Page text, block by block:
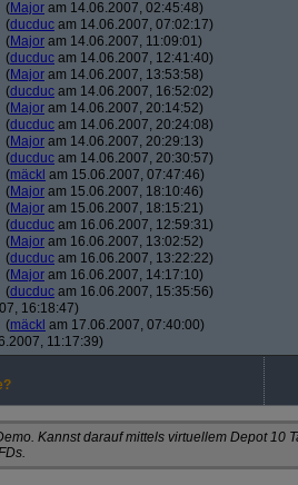
(Major am 14.06.2007, 02:45:48)
(ducduc am 14.06.2007, 07:02:17)
(Major am 14.06.2007, 11:09:01)
(ducduc am 14.06.2007, 12:41:40)
(Major am 14.06.2007, 13:53:58)
(ducduc am 14.06.2007, 16:52:02)
(Major am 14.06.2007, 20:14:52)
(ducduc am 14.06.2007, 20:24:08)
(Major am 14.06.2007, 20:29:13)
(ducduc am 14.06.2007, 20:30:57)
(mäckl am 15.06.2007, 07:47:46)
(Major am 15.06.2007, 18:10:46)
(Major am 15.06.2007, 18:15:21)
(ducduc am 16.06.2007, 12:59:31)
(Major am 16.06.2007, 13:02:52)
(ducduc am 16.06.2007, 13:22:22)
(Major am 16.06.2007, 14:17:10)
(ducduc am 16.06.2007, 15:35:56)
16:18:47)
(mäckl am 17.06.2007, 07:40:00)
11:17:39)
Kannst darauf mittels virtuellem Depot 10